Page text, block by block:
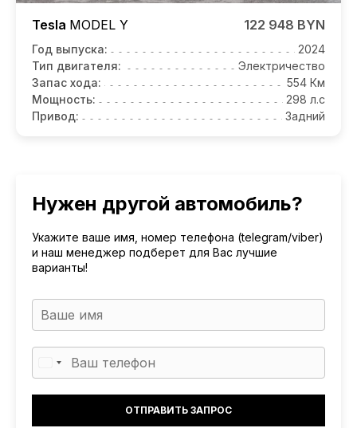
Tesla MODEL Y 122 948 BYN
Год выпуска:
2024
Тип двигателя:
Электричество
Запас хода:
554 Км
Мощность:
298 л.с
Привод:
Задний
Нужен другой автомобиль?
Укажите ваше имя, номер телефона (telegram/viber)
и наш менеджер подберет для Вас лучшие
варианты!